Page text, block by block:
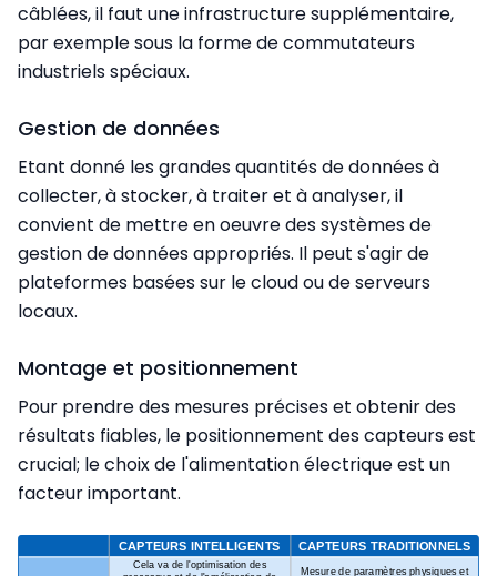
câblées, il faut une infrastructure supplémentaire,
par exemple sous la forme de commutateurs
industriels spéciaux.
Gestion de données
Etant donné les grandes quantités de données à
collecter, à stocker, à traiter et à analyser, il
convient de mettre en oeuvre des systèmes de
gestion de données appropriés. Il peut s'agir de
plateformes basées sur le cloud ou de serveurs
locaux.
Montage et positionnement
Pour prendre des mesures précises et obtenir des
résultats fiables, le positionnement des capteurs est
crucial; le choix de l'alimentation électrique est un
facteur important.